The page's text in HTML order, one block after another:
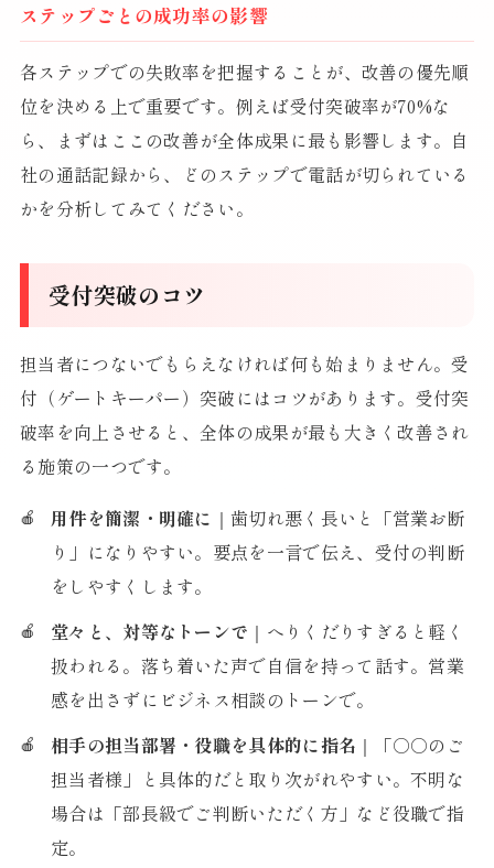
ステップごとの成功率の影響
各ステップでの失敗率を把握することが、改善の優先順
位を決める上で重要です。例えば受付突破率が70%な
ら、まずはここの改善が全体成果に最も影響します。自
社の通話記録から、どのステップで電話が切られている
かを分析してみてください。
受付突破のコツ
担当者につないでもらえなければ何も始まりません。受
付（ゲートキーパー）突破にはコツがあります。受付突
破率を向上させると、全体の成果が最も大きく改善され
る施策の一つです。
用件を簡潔・明確に ｜歯切れ悪く長いと「営業お断
り」になりやすい。要点を一言で伝え、受付の判断
をしやすくします。
堂々と、対等なトーンで ｜へりくだりすぎると軽く
扱われる。落ち着いた声で自信を持って話す。営業
感を出さずにビジネス相談のトーンで。
相手の担当部署・役職を具体的に指名 ｜「○○のご
担当者様」と具体的だと取り次がれやすい。不明な
場合は「部長級でご判断いただく方」など役職で指
定。